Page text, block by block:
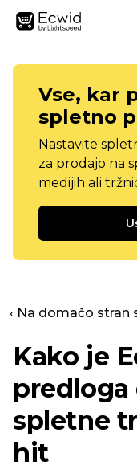
Vse, kar
spletno
Nastavite
za prodajo na
medijih ali
‹ Na domačo
Kako je
spletne
hit